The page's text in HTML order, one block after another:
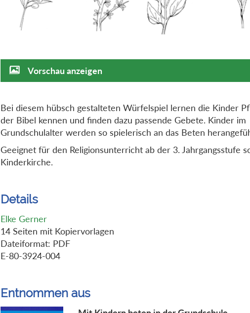
Vorschau anzeigen
Bei diesem hübsch gestalteten Würfelspiel lernen die Kinder
der Bibel kennen und finden dazu passende Gebete. Kinder im
Grundschulalter werden so spielerisch an das Beten
Geeignet für den Religionsunterricht ab der 3. Jahrgangsstufe
Kinderkirche.
Details
Elke Gerner
14 Seiten mit Kopiervorlagen
Dateiformat: PDF
E-80-3924-004
Entnommen aus